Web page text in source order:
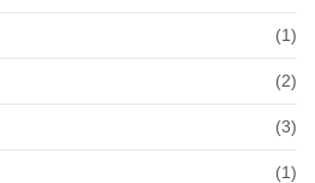
(1)
(2)
(3)
(1)